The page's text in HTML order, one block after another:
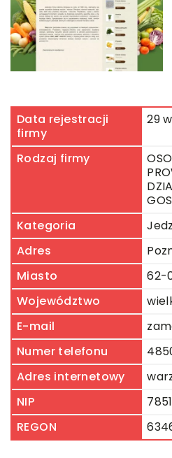
Data rejestracji
firmy
29
Rodzaj firmy
Kategoria
Adres
Miasto
62-
Województwo
E-mail
Numer telefonu
Adres internetowy
NIP
REGON